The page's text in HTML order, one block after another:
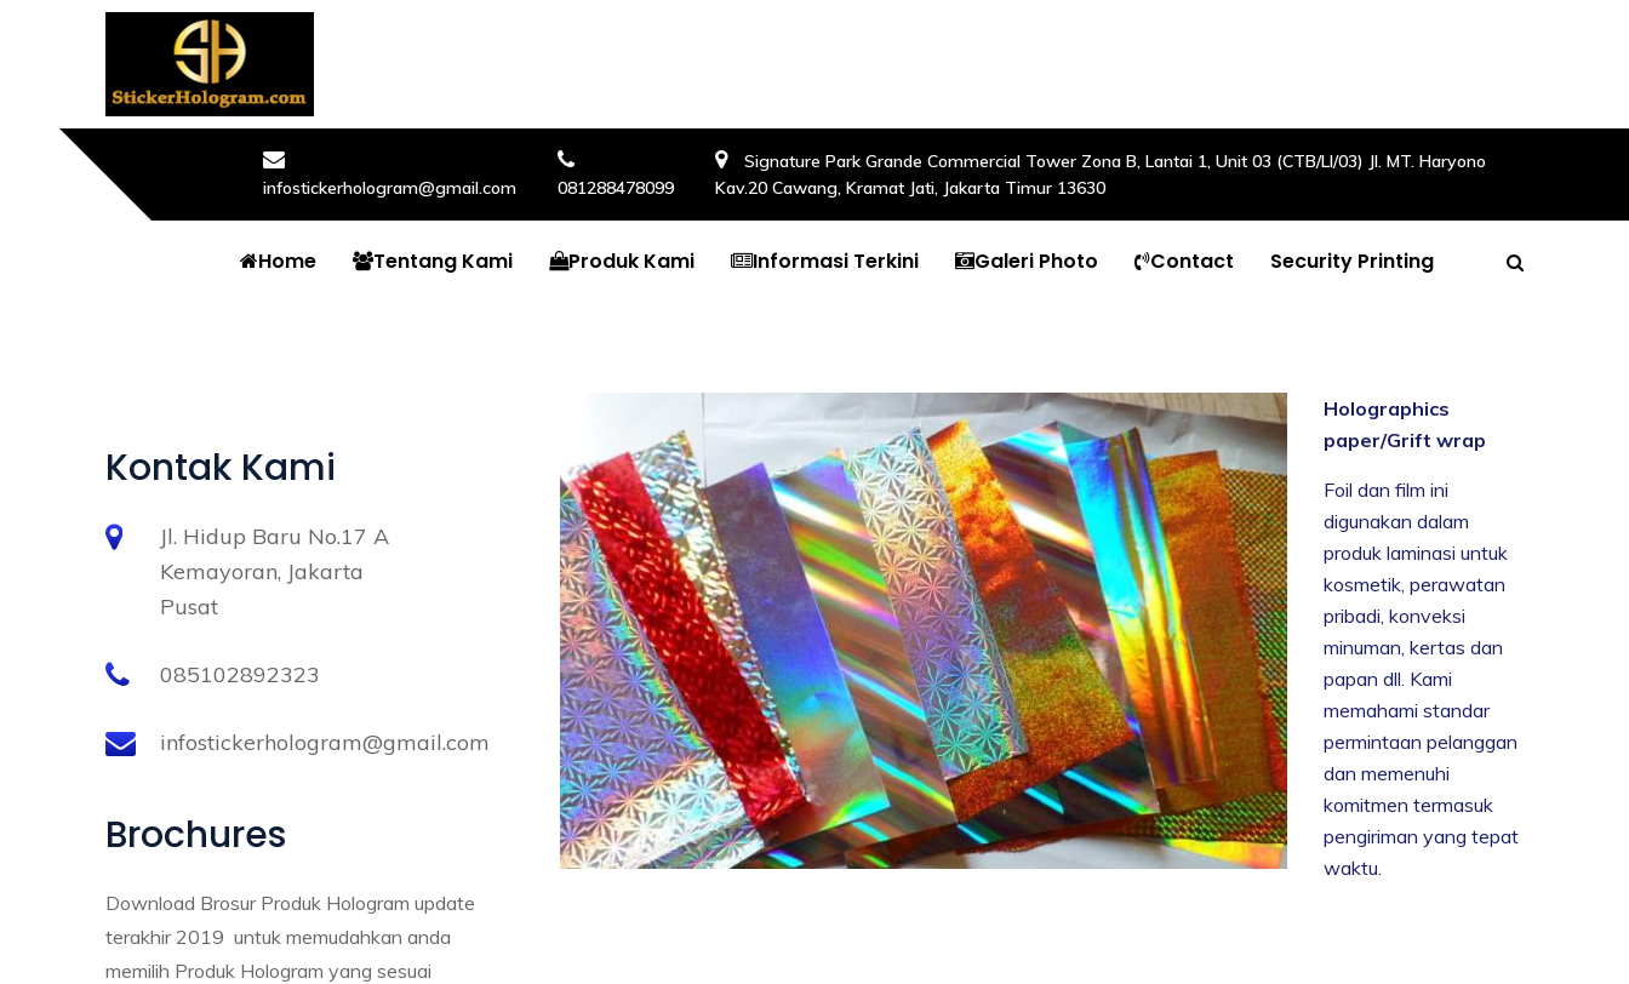
infostickerhologram@gmail.com 081288478099
Signature Park Grande Commercial Tower Zona B, Lantai 1, Unit 03 (CTB/LI/03) Jl. MT. Haryono
Kav.20 Cawang, Kramat Jati, Jakarta Timur 13630
Home Tentang Kami Produk Kami Informasi Terkini Galeri Photo Contact Security Printing
Holographics
paper/Grift wrap
Foil dan film ini
digunakan dalam
produk laminasi untuk
kosmetik, perawatan
pribadi, konveksi
minuman, kertas dan
papan dll. Kami
memahami standar
permintaan pelanggan
dan memenuhi
komitmen termasuk
pengiriman yang tepat
waktu.
Kontak Kami
Jl. Hidup Baru No.17 A
Kemayoran, Jakarta
Pusat
085102892323
infostickerhologram@gmail.com
Brochures
Download Brosur Produk Hologram update
terakhir 2019 untuk memudahkan anda
memilih Produk Hologram yang sesuai